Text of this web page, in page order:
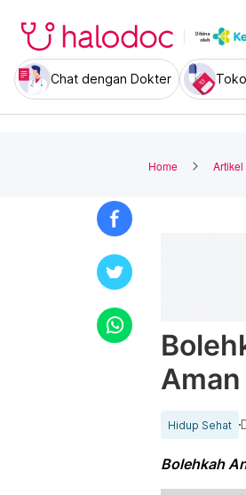
Chat dengan Dokter
Home Artikel
Hidup Sehat
Bolehkah